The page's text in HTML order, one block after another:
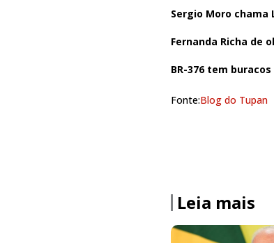
Sergio Moro chama
Fernanda Richa de
BR-376 tem
Fonte:Blog do Tupan
Leia mais